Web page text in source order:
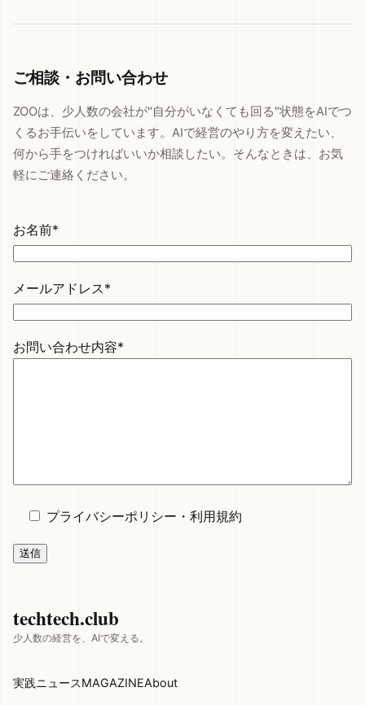
ご相談・お問い合わせ
ZOOは、少人数の会社が"自分がいなくても回る"状態をAIでつ
くるお手伝いをしています。AIで経営のやり方を変えたい、
何から手をつければいいか相談したい。そんなときは、お気
軽にご連絡ください。
お名前*
メールアドレス*
お問い合わせ内容*
プライバシーポリシー ・ 利用規約
techtech.club
少人数の経営を、AIで変える。
実践ニュースMAGAZINEAbout